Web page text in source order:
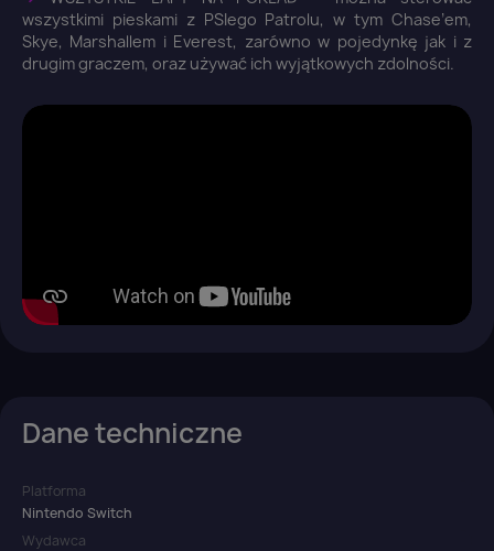
wszystkimi pieskami z PSIego Patrolu, w tym Chase’em,
Skye, Marshallem i Everest, zarówno w pojedynkę jak i z
drugim graczem, oraz używać ich wyjątkowych zdolności.
Dane techniczne
Platforma
Nintendo Switch
Wydawca
You need to be logged in to save products in your
wish list.